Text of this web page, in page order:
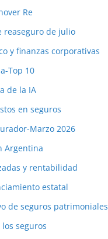
Re
reaseguro de julio
y finanzas corporativas
Top 10
de la IA
en seguros
Marzo 2026
Argentina
y rentabilidad
estatal
de seguros patrimoniales
seguros